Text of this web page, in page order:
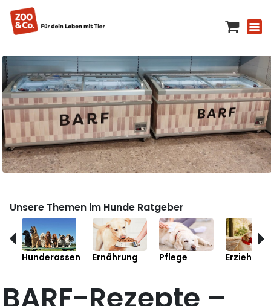
Unsere Themen im Hunde Ratgeber
Hunderassen Ernährung Pflege Erziehung